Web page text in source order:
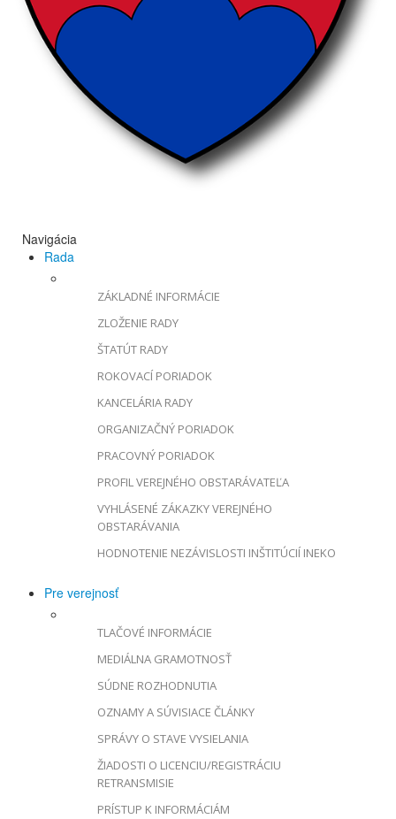
Navigácia
Rada
ZÁKLADNÉ INFORMÁCIE
ZLOŽENIE RADY
ŠTATÚT RADY
ROKOVACÍ PORIADOK
KANCELÁRIA RADY
ORGANIZAČNÝ PORIADOK
PRACOVNÝ PORIADOK
PROFIL VEREJNÉHO OBSTARÁVATEĽA
VYHLÁSENÉ ZÁKAZKY VEREJNÉHO
OBSTARÁVANIA
HODNOTENIE NEZÁVISLOSTI INŠTITÚCIÍ INEKO
Pre verejnosť
TLAČOVÉ INFORMÁCIE
MEDIÁLNA GRAMOTNOSŤ
SÚDNE ROZHODNUTIA
OZNAMY A SÚVISIACE ČLÁNKY
SPRÁVY O STAVE VYSIELANIA
ŽIADOSTI O LICENCIU/REGISTRÁCIU
RETRANSMISIE
PRÍSTUP K INFORMÁCIÁM